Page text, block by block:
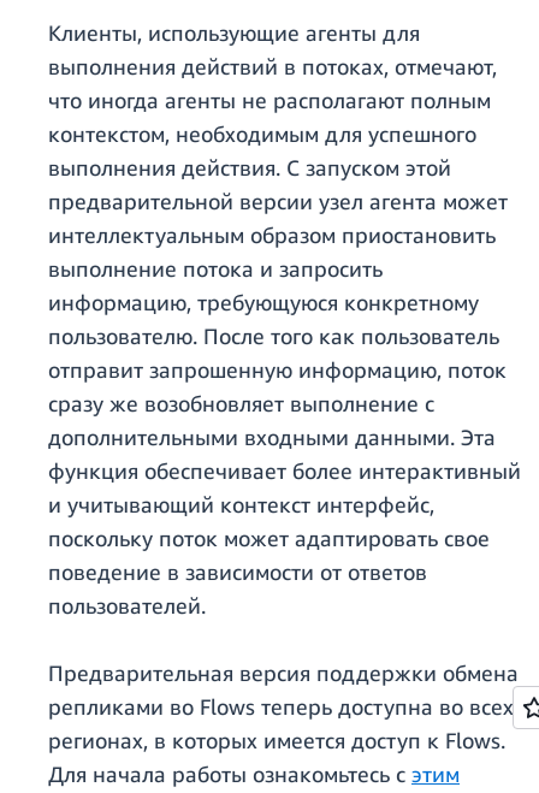
Клиенты, использующие агенты для
выполнения действий в потоках, отмечают,
что иногда агенты не располагают полным
контекстом, необходимым для успешного
выполнения действия. С запуском этой
предварительной версии узел агента может
интеллектуальным образом приостановить
выполнение потока и запросить
информацию, требующуюся конкретному
пользователю. После того как пользователь
отправит запрошенную информацию, поток
сразу же возобновляет выполнение с
дополнительными входными данными. Эта
функция обеспечивает более интерактивный
и учитывающий контекст интерфейс,
поскольку поток может адаптировать свое
поведение в зависимости от ответов
пользователей.
Предварительная версия поддержки обмена
репликами во Flows теперь доступна во всех
регионах, в которых имеется доступ к Flows.
Для начала работы ознакомьтесь с этим